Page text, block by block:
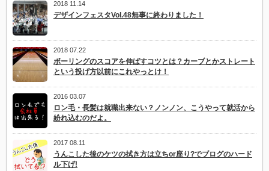
2018 11.14
デザインフェスタVol.48無事に終わりました！
2018 07.22
ボーリングのスコアを伸ばすコツとは？カーブとかストレート
という投げ方以前にこれやっとけ！
2016 03.07
ロン毛・長髪は就職出来ない？ノンノン、こうやって就活から
紛れ込むのだよ。
2017 08.11
うんこした後のケツの拭き方は立ちor座り?でブログのハード
ル下げ!